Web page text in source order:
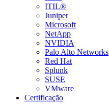
ITIL®
Juniper
Microsoft
NetApp
NVIDIA
Palo Alto Networks
Red Hat
Splunk
SUSE
VMware
Certificação